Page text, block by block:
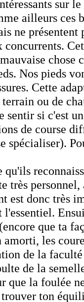
sur
ailleurs ces
ne présentent
concurrents.
chose
Nos pieds
Cette
ou de
sentir si c'est
de course
spécialiser).
très
est donc très
l'essentiel.
que ta
les
de la
de la
que la foulée
trouver ton